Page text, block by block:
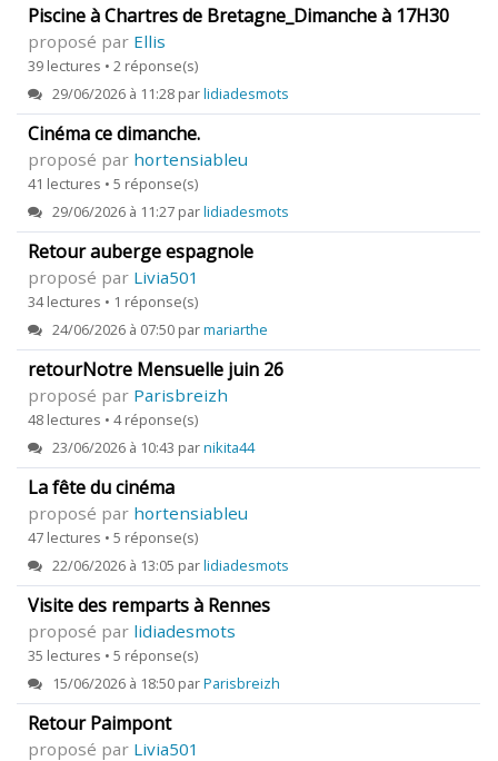
Piscine à Chartres de Bretagne_Dimanche à 17H30
proposé par Ellis
39 lectures • 2 réponse(s)
29/06/2026 à 11:28 parlidiadesmots
Cinéma ce dimanche.
proposé par hortensiableu
41 lectures • 5 réponse(s)
29/06/2026 à 11:27 parlidiadesmots
Retour auberge espagnole
proposé par Livia501
34 lectures • 1 réponse(s)
24/06/2026 à 07:50 parmariarthe
retourNotre Mensuelle juin 26
proposé par Parisbreizh
48 lectures • 4 réponse(s)
23/06/2026 à 10:43 parnikita44
La fête du cinéma
proposé par hortensiableu
47 lectures • 5 réponse(s)
22/06/2026 à 13:05 parlidiadesmots
Visite des remparts à Rennes
proposé par lidiadesmots
35 lectures • 5 réponse(s)
15/06/2026 à 18:50 parParisbreizh
Retour Paimpont
proposé par Livia501